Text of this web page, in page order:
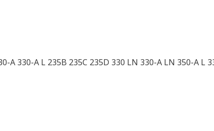
A 330-A L 235B 235C 235D 330 LN 330-A LN 350-A L